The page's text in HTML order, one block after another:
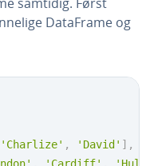
DataFrame og
'Charlize' , 'David' ] ,